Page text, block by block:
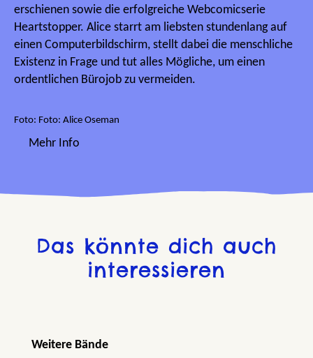
erschienen sowie die erfolgreiche Webcomicserie
Heartstopper. Alice starrt am liebsten stundenlang auf
einen Computerbildschirm, stellt dabei die menschliche
Existenz in Frage und tut alles Mögliche, um einen
ordentlichen Bürojob zu vermeiden.
Foto: Foto: Alice Oseman
Mehr Info
Das könnte dich auch
interessieren
Produktgalerie überspringen
Weitere Bände